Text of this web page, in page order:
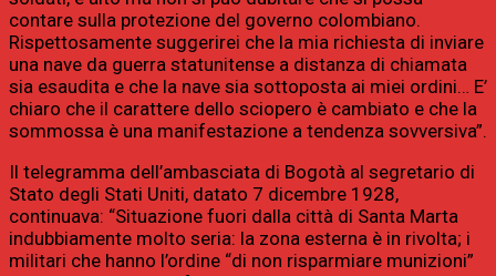
contare sulla protezione del governo colombiano.
Rispettosamente suggerirei che la mia richiesta di inviare
una nave da guerra statunitense a distanza di chiamata
sia esaudita e che la nave sia sottoposta ai miei ordini… E’
chiaro che il carattere dello sciopero è cambiato e che la
sommossa è una manifestazione a tendenza sovversiva”.
Il telegramma dell’ambasciata di Bogotà al segretario di
Stato degli Stati Uniti, datato 7 dicembre 1928,
continuava: “Situazione fuori dalla città di Santa Marta
indubbiamente molto seria: la zona esterna è in rivolta; i
militari che hanno l’ordine “di non risparmiare munizioni”